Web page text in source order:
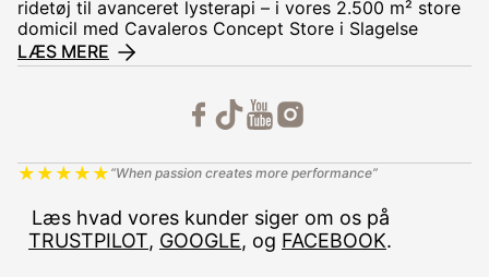
ridetøj til avanceret lysterapi – i vores 2.500 m² store
domicil med Cavaleros Concept Store i Slagelse
LÆS MERE
★ ★ ★ ★ ★ “When passion creates more performance”
Læs hvad vores kunder siger om os på
TRUSTPILOT, GOOGLE, og FACEBOOK.